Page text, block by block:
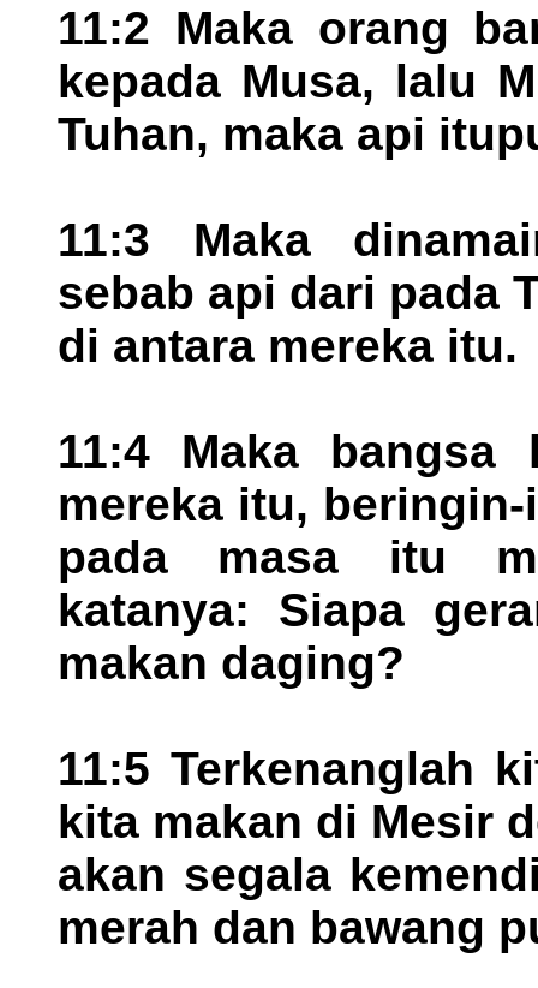
11:2 Maka orang
kepada Musa, lalu
Tuhan, maka api
11:3 Maka
sebab api dari pada
di antara mereka itu.
11:4 Maka bangsa
mereka itu,
pada masa itu
katanya: Siapa
makan daging?
11:5 Terkenanglah
kita makan di Mesir
akan segala
merah dan bawang